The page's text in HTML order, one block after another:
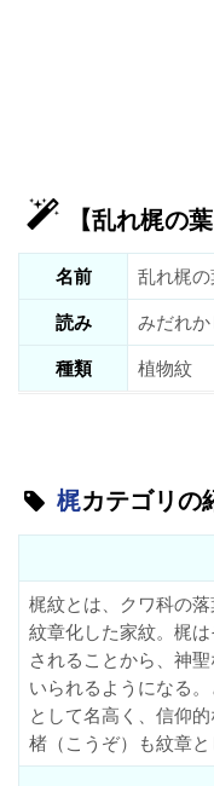
【乱れ梶の
名前
乱れ梶
読み
みだれ
種類
植物紋
梶カテゴリの
梶紋とは、クワ科の
紋章化した家紋。梶
されることから、神
いられるようになる
として名高く、信仰
楮（こうぞ）も紋章